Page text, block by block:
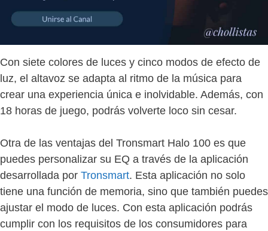
Con siete colores de luces y cinco modos de efecto de
luz, el altavoz se adapta al ritmo de la música para
crear una experiencia única e inolvidable. Además, con
18 horas de juego, podrás volverte loco sin cesar.
Otra de las ventajas del Tronsmart Halo 100 es que
puedes personalizar su EQ a través de la aplicación
desarrollada por Tronsmart. Esta aplicación no solo
tiene una función de memoria, sino que también puedes
ajustar el modo de luces. Con esta aplicación podrás
cumplir con los requisitos de los consumidores para